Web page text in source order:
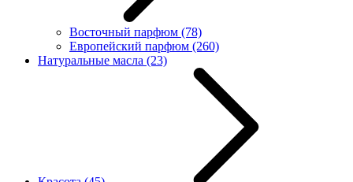
Восточный парфюм (78)
Европейский парфюм (260)
Натуральные масла (23)